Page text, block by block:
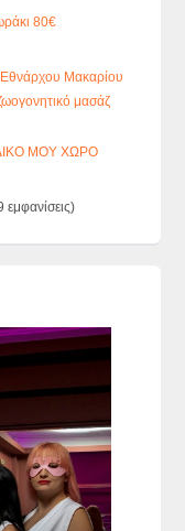
80€
Μακαρίου
μασάζ
ΔΙΚΟ ΜΟΥ ΧΩΡΟ
εμφανίσεις)